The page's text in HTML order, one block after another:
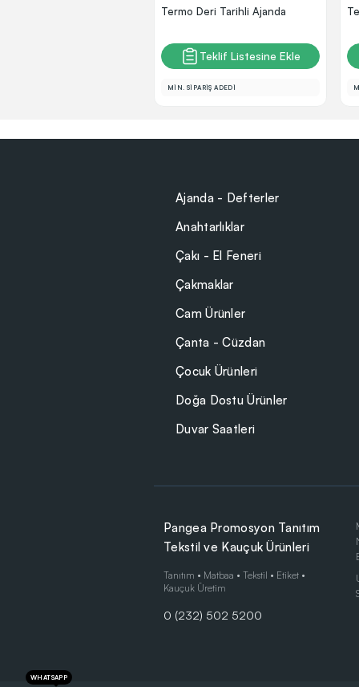
Termo Deri Tarihli Ajanda
Teklif Listesine Ekle
MİN. SİPARİŞ ADEDİ
Ajanda - Defterler
Anahtarlıklar
Çakı - El Feneri
Çakmaklar
Cam Ürünler
Çanta - Cüzdan
Çocuk Ürünleri
Doğa Dostu Ürünler
Duvar Saatleri
Pangea Promosyon Tanıtım
Tekstil ve Kauçuk Ürünleri
Tanıtım • Matbaa • Tekstil • Etiket •
Kauçuk Üretim
0 (232) 502 5200
WHATSAPP